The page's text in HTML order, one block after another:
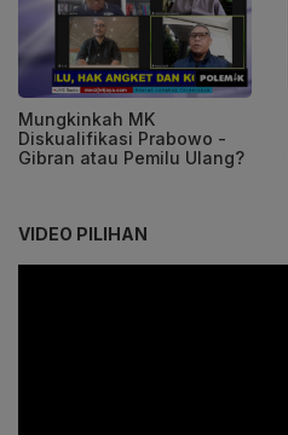
Mungkinkah MK
Diskualifikasi Prabowo -
Gibran atau Pemilu Ulang?
VIDEO PILIHAN